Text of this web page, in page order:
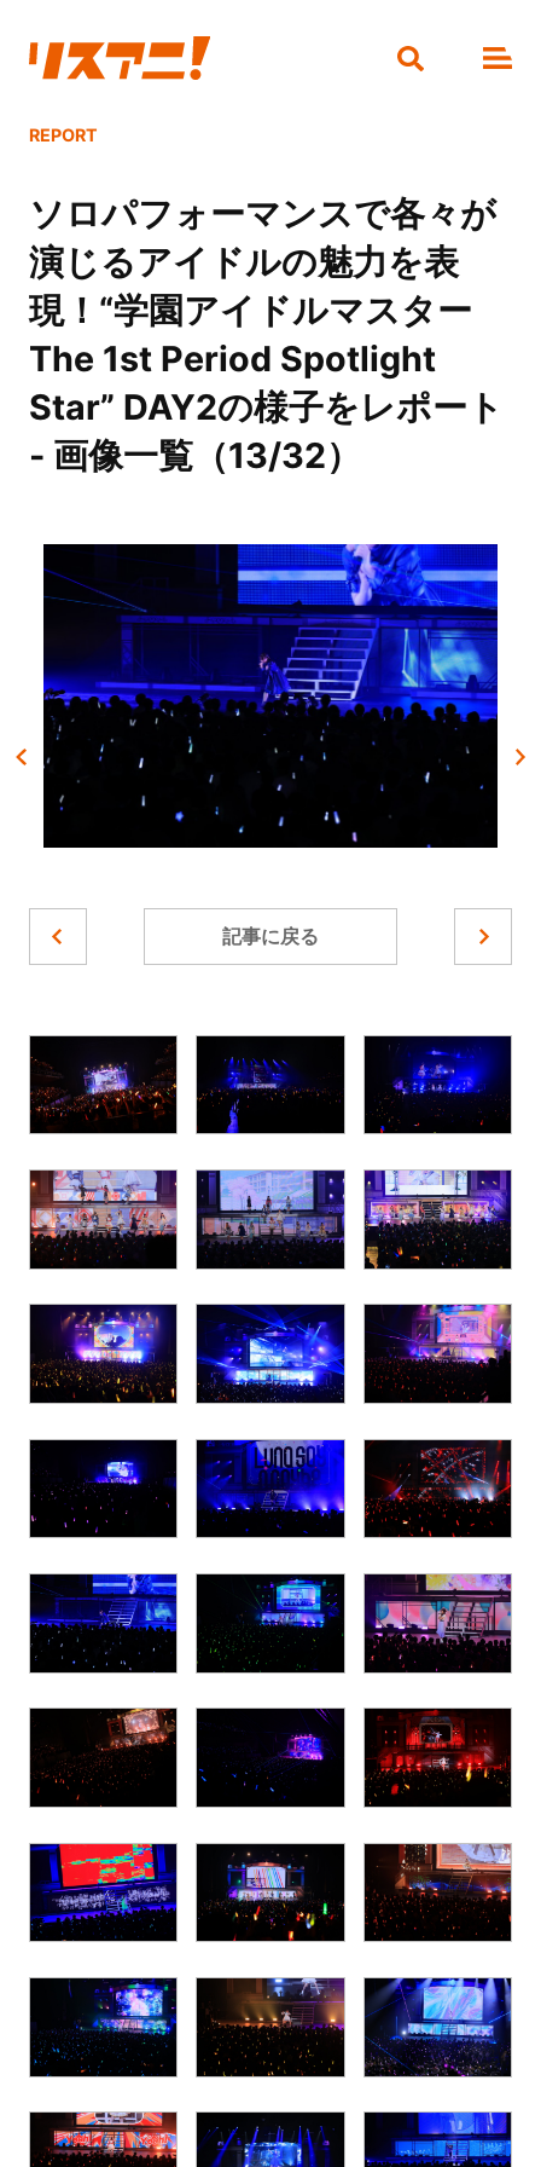
REPORT
ソロパフォーマンスで各々が
演じるアイドルの魅力を表
現！“学園アイドルマスター
The 1st Period Spotlight
Star” DAY2の様子をレポート
- 画像一覧（13/32）
記事に戻る